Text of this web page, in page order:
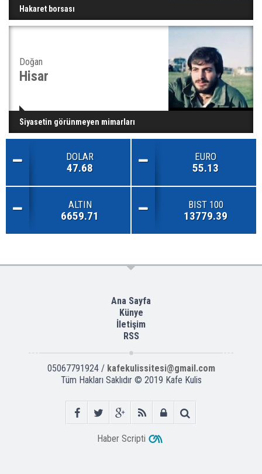
Hakaret borsası
Doğan
Hisar
Siyasetin görünmeyen mimarları
DOLAR
47.68
EURO
55.13
ALTIN
6659.71
BIST 100
13779.39
Ana Sayfa
Künye
İletişim
RSS
05067791924 / kafekulissitesi@gmail.com
Tüm Hakları Saklıdır © 2019 Kafe Kulis
Haber Scripti